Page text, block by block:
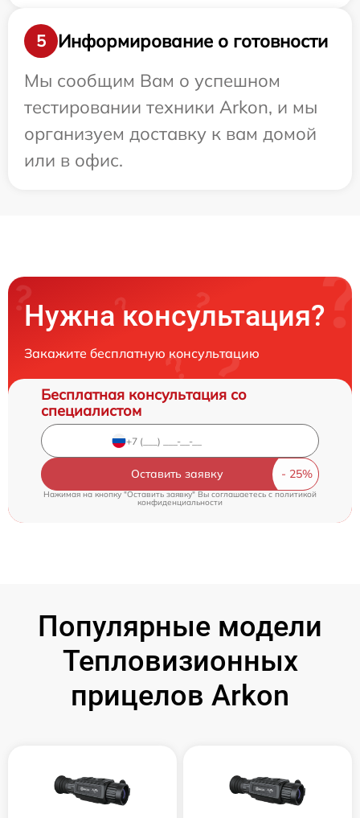
5
Информирование о готовности
Мы сообщим Вам о успешном
тестировании техники Arkon, и мы
организуем доставку к вам домой
или в офис.
Нужна консультация?
Закажите бесплатную консультацию
Бесплатная консультация со
специалистом
Оставить заявку
Нажимая на кнопку "Оставить заявку" Вы соглашаетесь c политикой
конфиденциальности
Популярные модели
Тепловизионных
прицелов Arkon